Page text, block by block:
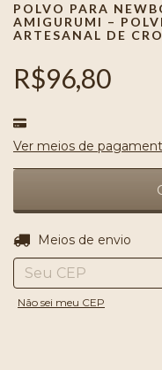
POLVO PARA
AMIGURUMI –
ARTESANAL DE
R$96,80
Ver meios de
Entregas para o CEP:
Meios de envio
Não sei meu CEP